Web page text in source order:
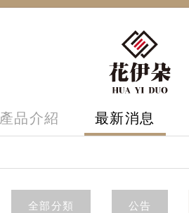
產品介紹 最新消息
全部分類 公告